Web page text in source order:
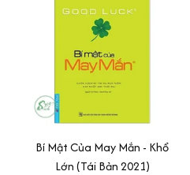
Bí Mật Của May Mắn - Khổ
Lớn (Tái Bản 2021)